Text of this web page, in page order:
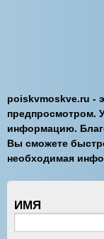
poiskvmoskve.ru -
предпросмотром.
информацию.
Вы сможете
необходимая
ИМЯ